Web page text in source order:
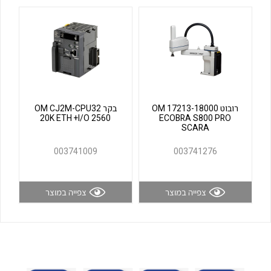
לכל מוצרי היצרן לכל מוצרי היצרן
רובוט OM 17213-18000
ECOBRA S800 PRO
SCARA
003741276
צפייה במוצר
בקר OM CJ2M-CPU32
20K ETH +I/O 2560
003741009
צפייה במוצר